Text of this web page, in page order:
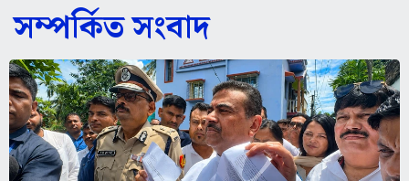
সম্পর্কিত সংবাদ